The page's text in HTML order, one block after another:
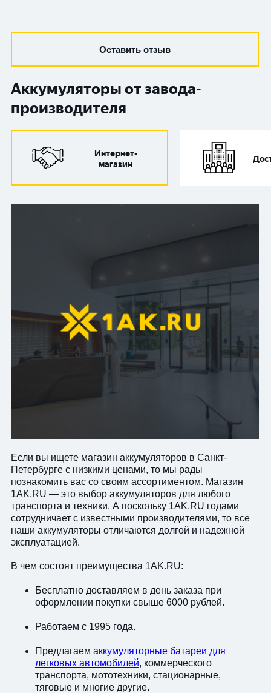
Оставить отзыв
Аккумуляторы от завода-
производителя
Интернет-
магазин
Если вы ищете магазин аккумуляторов в Санкт-
Петербурге с низкими ценами, то мы рады
познакомить вас со своим ассортиментом. Магазин
1AK.RU — это выбор аккумуляторов для любого
транспорта и техники. А поскольку 1AK.RU годами
сотрудничает с известными производителями, то все
наши аккумуляторы отличаются долгой и надежной
эксплуатацией.
В чем состоят преимущества 1AK.RU:
Бесплатно доставляем в день заказа при
оформлении покупки свыше 6000 рублей.
Работаем с 1995 года.
Предлагаем аккумуляторные батареи для
легковых автомобилей, коммерческого
транспорта, мототехники, стационарные,
тяговые и многие другие.